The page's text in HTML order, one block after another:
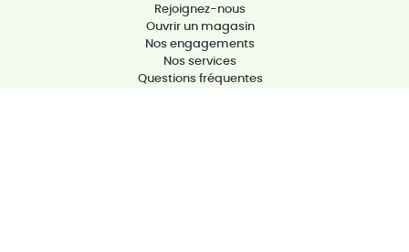
Rejoignez-nous
Ouvrir un magasin
Nos engagements
Nos services
Questions fréquentes